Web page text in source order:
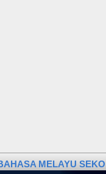
MELAYU